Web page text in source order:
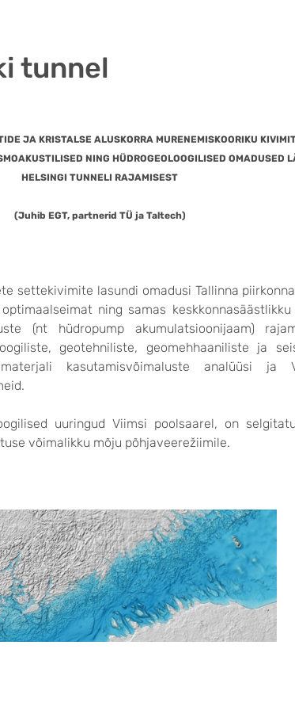
tunnel
JA KRISTALSE ALUSKORRA MURENEMISKOORIKU
NING HÜDROGEOLOOGILISED OMADUSED
HELSINGI TUNNELI RAJAMISEST
(Juhib EGT, partnerid TÜ ja Taltech)
settekivimite lasundi omadusi Tallinna
ning samas
(nt hüdropump akumulatsioonijaam)
geotehniliste, geomehhaaniliste ja
kasutamisvõimaluste analüüsi ja
uuringud Viimsi poolsaarel, on
võimalikku mõju põhjaveerežiimile.